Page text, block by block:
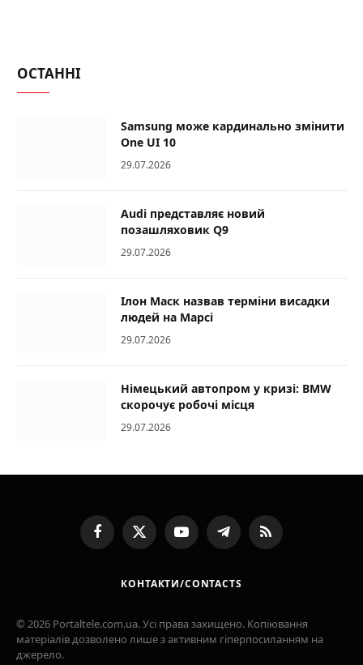
ОСТАННІ
Samsung може кардинально змінити
One UI 10
29.07.2026
Audi представляє новий
позашляховик Q9
29.07.2026
Ілон Маск назвав терміни висадки
людей на Марсі
29.07.2026
Німецький автопром у кризі: BMW
скорочує робочі місця
29.07.2026
FacebookX
(Twitter)
YouTubeTelegramRSS
КОНТАКТИ/CONTACTS
© 2026 Portaltele.com.ua. Усі права захищено. Копіювання
матеріалів дозволено лише з активним гіперпосиланням на
джерело.